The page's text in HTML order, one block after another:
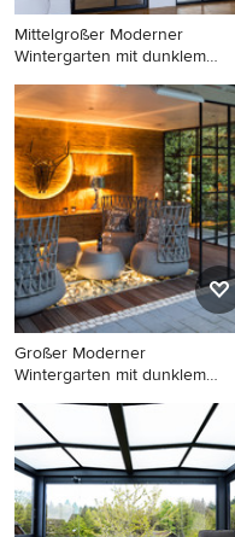
Mittelgroßer Moderner
Wintergarten mit dunklem
Mittelgroßer Moderner
Wintergarten mit dunklem
Holzboden und braunem
Boden in Paris
Großer Moderner
Wintergarten mit dunklem
Großer Moderner
Wintergarten mit dunklem
Holzboden und normaler
Decke in Bremen